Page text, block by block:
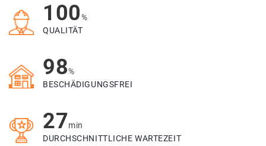
100%
QUALITÄT
98%
BESCHÄDIGUNGSFREI
27min
DURCHSCHNITTLICHE WARTEZEIT